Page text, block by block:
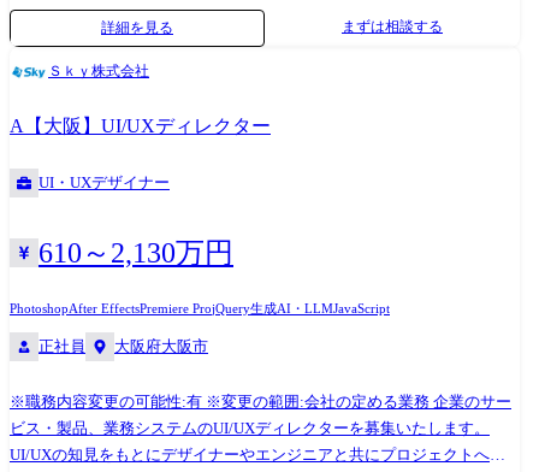
走し、要件定義からビジュアルデザインまで一貫して携わるほか、案件
によってはUI/UXデザイナーとしてもご活躍いただけます。 またクライ
大に向けた取り組みにも幅広く貢献していただける方を募集いたしま
す。 ●案件例 ・大手新サービスにおけるモバイルアプリ、管理Webアプ
リのUI/UXデザイン ・大手保険会社様のWebシステムデザイン ・大手重
工業メーカー様のロボティクスにおけるモバイルアプリ、管理システム
アプリのUI/UXデザイン
詳細を見る まずは相談する
Ｓｋｙ株式会社
A【大阪】UI/UXディレクター
UI・UXデザイナー
610～2,130万円
PhotoshopAfter EffectsPremiere ProjQuery生成AI・LLMJavaScript
正社員 大阪府大阪市
※職務内容変更の可能性:有 ※変更の範囲:会社の定める業務 企業のサー
ビス・製品、業務システムのUI/UXディレクターを募集いたします。
UI/UXの知見をもとにデザイナーやエンジニアと共にプロジェクトへ伴